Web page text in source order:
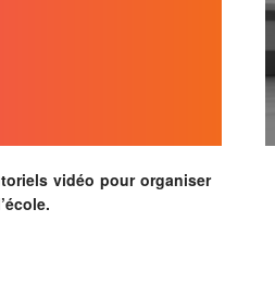
vidéo pour organiser